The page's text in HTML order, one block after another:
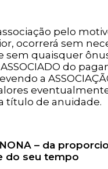
pelo
ocorrerá sem
sem quaisquer
do
a
título de anuidade.
– da
do seu tempo